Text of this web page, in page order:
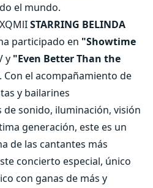
el mundo.
STARRING BELINDA
participado en "Showtime
y "Even Better Than the
Con el acompañamiento de
y bailarines
sonido, iluminación, visión
generación, este es un
de las cantantes más
concierto especial, único
con ganas de más y